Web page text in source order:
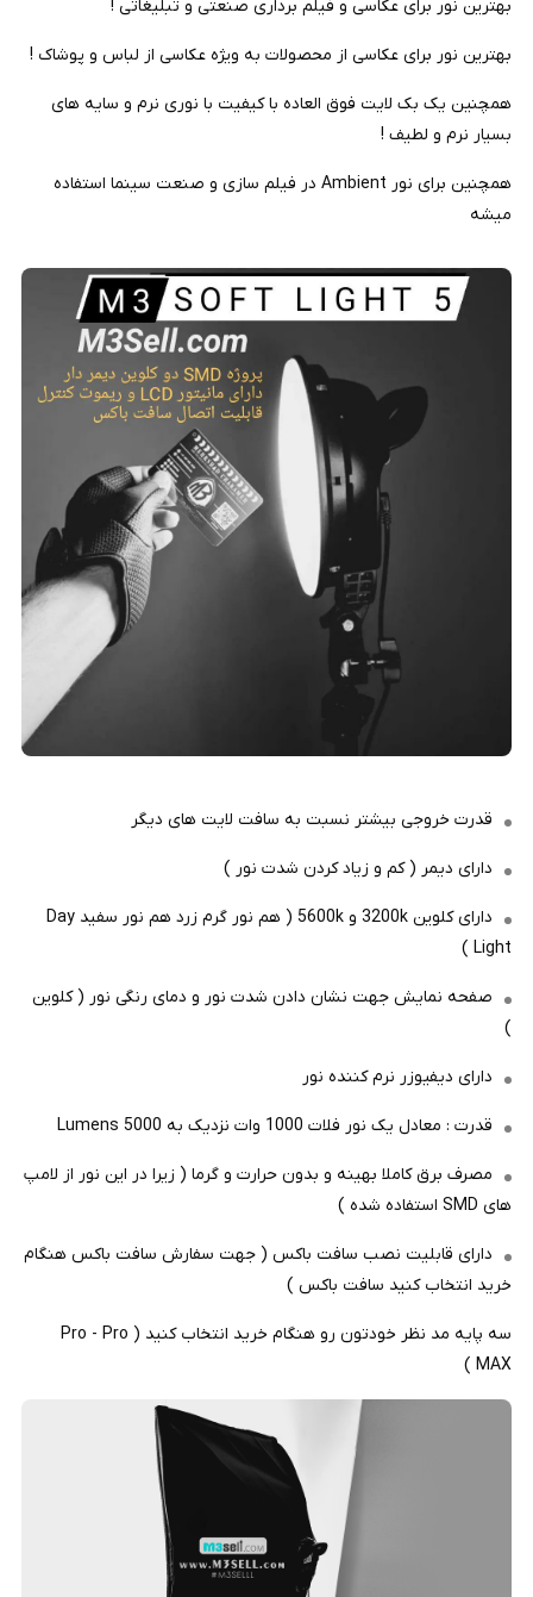
بهترین نور برای عکاسی و فیلم برداری صنعتی و تبلیغاتی !
بهترین نور برای عکاسی از محصولات به ویژه عکاسی از لباس و پوشاک !
همچنین یک بک لایت فوق العاده با کیفیت با نوری نرم و سایه های
بسیار نرم و لطیف !
همچنین برای نور Ambient در فیلم سازی و صنعت سینما استفاده
میشه
قدرت خروجی بیشتر نسبت به سافت لایت های دیگر
دارای دیمر ( کم و زیاد کردن شدت نور )
دارای کلوین 3200k و 5600k ( هم نور گرم زرد هم نور سفید Day
Light )
صفحه نمایش جهت نشان دادن شدت نور و دمای رنگی نور ( کلوین
)
دارای دیفیوزر نرم کننده نور
قدرت : معادل یک نور فلات 1000 وات نزدیک به 5000 Lumens
مصرف برق کاملا بهینه و بدون حرارت و گرما ( زیرا در این نور از لامپ
های SMD استفاده شده )
دارای قابلیت نصب سافت باکس ( جهت سفارش سافت باکس هنگام
خرید انتخاب کنید سافت باکس )
سه پایه مد نظر خودتون رو هنگام خرید انتخاب کنید ( Pro - Pro
MAX )